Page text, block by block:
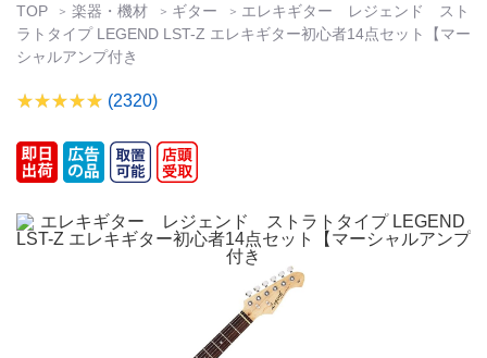
TOP 楽器・機材 ギター
エレキギター レジェンド スト
ラトタイプ LEGEND LST-Z エレキギター初心者14点セット【マー
シャルアンプ付き
(2320)